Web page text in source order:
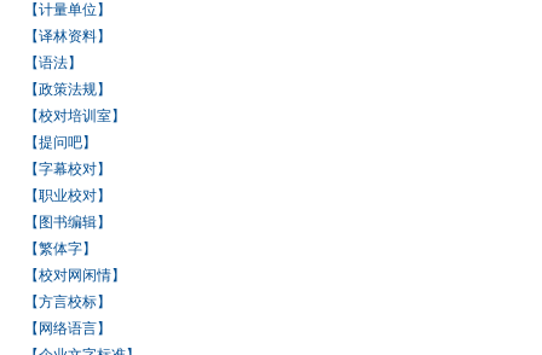
【计量单位】
【译林资料】
【语法】
【政策法规】
【校对培训室】
【提问吧】
【字幕校对】
【职业校对】
【图书编辑】
【繁体字】
【校对网闲情】
【方言校标】
【网络语言】